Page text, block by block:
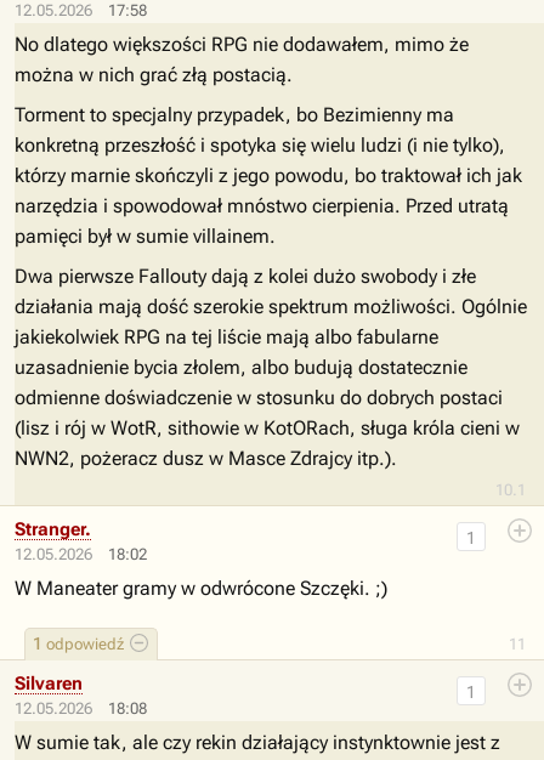
12.05.2026 17:58
10.1
No dlatego większości RPG nie dodawałem, mimo że
można w nich grać złą postacią.
Torment to specjalny przypadek, bo Bezimienny ma
konkretną przeszłość i spotyka się wielu ludzi (i nie tylko),
którzy marnie skończyli z jego powodu, bo traktował ich jak
narzędzia i spowodował mnóstwo cierpienia. Przed utratą
pamięci był w sumie villainem.
Dwa pierwsze Fallouty dają z kolei dużo swobody i złe
działania mają dość szerokie spektrum możliwości. Ogólnie
jakiekolwiek RPG na tej liście mają albo fabularne
uzasadnienie bycia złolem, albo budują dostatecznie
odmienne doświadczenie w stosunku do dobrych postaci
(lisz i rój w WotR, sithowie w KotORach, sługa króla cieni w
NWN2, pożeracz dusz w Masce Zdrajcy itp.).
12.05.2026 18:02
11
1
1 odpowiedź
Stranger.
W Maneater gramy w odwrócone Szczęki. ;)
12.05.2026 18:08
1
Silvaren
W sumie tak, ale czy rekin działający instynktownie jest z